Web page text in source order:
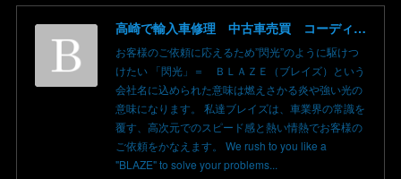
高崎で輸入車修理 中古車売買 コーディングならBLAZE（ブレイズ）へ│BLAZE Total Car Support & Modify in Takasaki Gunma
お客様のご依頼に応えるため”閃光”のように駆けつ
けたい 「閃光」＝ ＢＬＡＺＥ（ブレイズ）という
会社名に込められた意味は燃えさかる炎や強い光の
意味になります。 私達ブレイズは、車業界の常識を
覆す、高次元でのスピード感と熱い情熱でお客様の
ご依頼をかなえます。 We rush to you like a
"BLAZE" to solve your problems...